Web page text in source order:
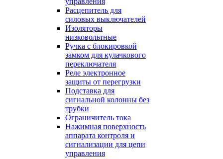
Расцепитель для
силовых выключателей
Изоляторы
низковольтные
Ручка с блокировкой
замком для кулачкового
переключателя
Реле электронное
защиты от перегрузки
Подставка для
сигнальной колонны без
трубки
Ограничитель тока
Нажимная поверхность
аппарата контроля и
сигнализации для цепи
управления